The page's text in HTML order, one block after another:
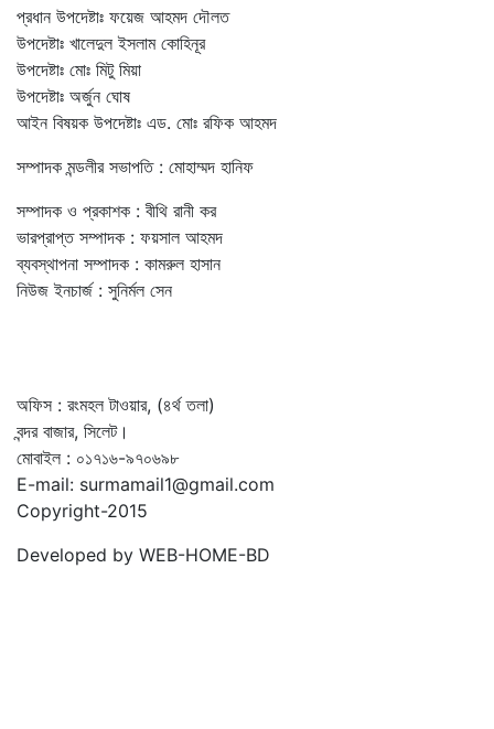
প্রধান উপদেষ্টাঃ ফয়েজ আহমদ দৌলত
উপদেষ্টাঃ খালেদুল ইসলাম কোহিনূর
উপদেষ্টাঃ মোঃ মিটু মিয়া
উপদেষ্টাঃ অর্জুন ঘোষ
আইন বিষয়ক উপদেষ্টাঃ এড. মোঃ রফিক আহমদ
সম্পাদক মন্ডলীর সভাপতি : মোহাম্মদ হানিফ
সম্পাদক ও প্রকাশক : বীথি রানী কর
ভারপ্রাপ্ত সম্পাদক : ফয়সাল আহমদ
ব্যবস্থাপনা সম্পাদক : কামরুল হাসান
নিউজ ইনচার্জ : সুনির্মল সেন
অফিস : রংমহল টাওয়ার, (৪র্থ তলা)
বন্দর বাজার, সিলেট।
মোবাইল : ০১৭১৬-৯৭০৬৯৮
E-mail: surmamail1@gmail.com
Copyright-2015
Developed by WEB-HOME-BD